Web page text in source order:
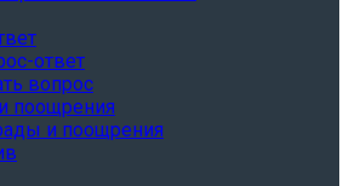
ответ
вопрос
поощрения
и поощрения